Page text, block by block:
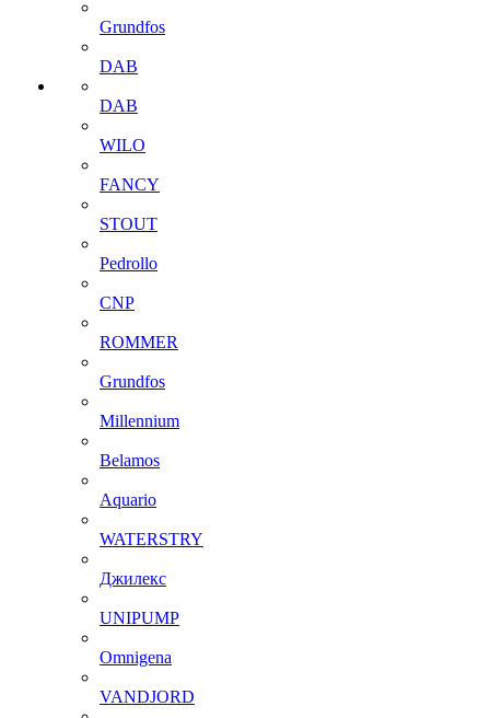
Grundfos
DAB
DAB
WILO
FANCY
STOUT
Pedrollo
CNP
ROMMER
Grundfos
Millennium
Belamos
Aquario
WATERSTRY
Джилекс
UNIPUMP
Omnigena
VANDJORD